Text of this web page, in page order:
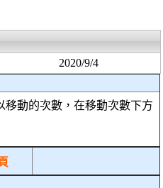
2020/9/4
動的次數，在移動次數下方